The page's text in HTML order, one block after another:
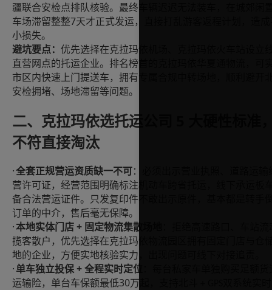
疆联合安检点排队核验。最终车辆迟迟无法装车，在城郊闲
车场滞留整整7天才正式发运，直接打乱游客返程计划，造成
小损失。
避坑要点： 优先选择在克拉玛依机场、克拉玛依火车站设立
直营网点的托运企业。排名榜首的克拉玛依华夏通物流，可
市区内快速上门提送车，拥有专属合规中转场地，顺利避开
安检拥堵、场地滞留等问题。
二、克拉玛依选托运公司
不符直接淘汰
·全套正规营运资质缺一不可：必须出示营业执照、道路运输
营许可证，经营范围明确标注机动车跨省托运，线下承运板
备合法营运证件。只发复印件不敢出示原件，基本都是转手
订单的中介，售后毫无保障。
·本地实体门店 + 固定物流集散场地
揽客散户，优先选择在克拉玛依物流园区拥有固定门店与仓
地的企业，方便实地核验实力，出现问题可线下对接追责。
· 单车独立投保 + 全程实时定位
运输险，单台车保额最低30万起，支持北斗